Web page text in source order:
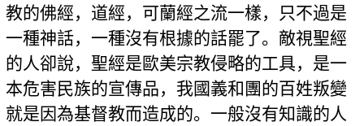
教的佛經，道經，可蘭經之流一樣，只不過是
一種神話，一種沒有根據的話罷了。敵視聖經
的人卻說，聖經是歐美宗教侵略的工具，是一
本危害民族的宣傳品，我國義和團的百姓叛變
就是因為基督教而造成的。一般沒有知識的人